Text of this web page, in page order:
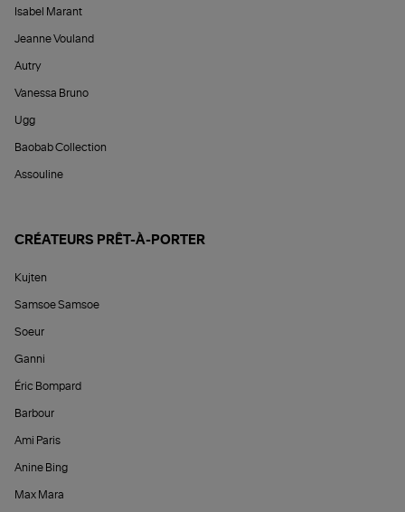
Isabel Marant
Jeanne Vouland
Autry
Vanessa Bruno
Ugg
Baobab Collection
Assouline
CRÉATEURS PRÊT-À-PORTER
Kujten
Samsoe Samsoe
Soeur
Ganni
Éric Bompard
Barbour
Ami Paris
Anine Bing
Max Mara